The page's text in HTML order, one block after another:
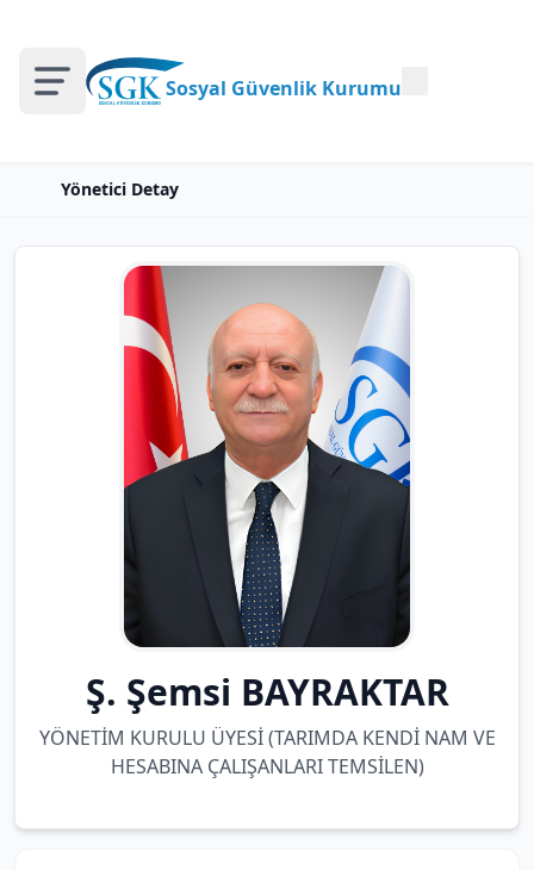
Sosyal Güvenlik Kurumu
Yönetici Detay
Ş. Şemsi BAYRAKTAR
YÖNETİM KURULU ÜYESİ (TARIMDA KENDİ NAM VE
HESABINA ÇALIŞANLARI TEMSİLEN)